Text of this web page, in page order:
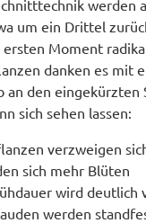
werden
um ein Drittel
ersten Moment
danken es mit
an den eingekürzten
sich sehen lassen:
verzweigen
sich mehr Blüten
wird deutlich
werden